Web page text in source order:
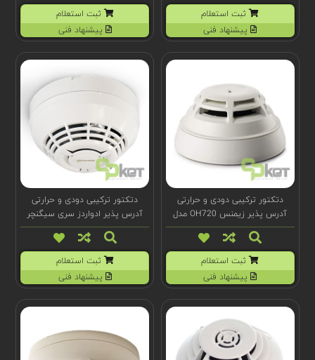
ثبت استعلام
پیشنهاد فنی
ثبت استعلام
پیشنهاد فنی
دتکتور ترکیبی دودی و حرارتی
آدرس پذیر زیمنس OH720 مدل
Cerberus PRO
ثبت استعلام
پیشنهاد فنی
دتکتور ترکیبی دودی و حرارتی
آدرس پذیر ادواردز سری سیگنچر
مدل SIGA-PHDB
ثبت استعلام
پیشنهاد فنی